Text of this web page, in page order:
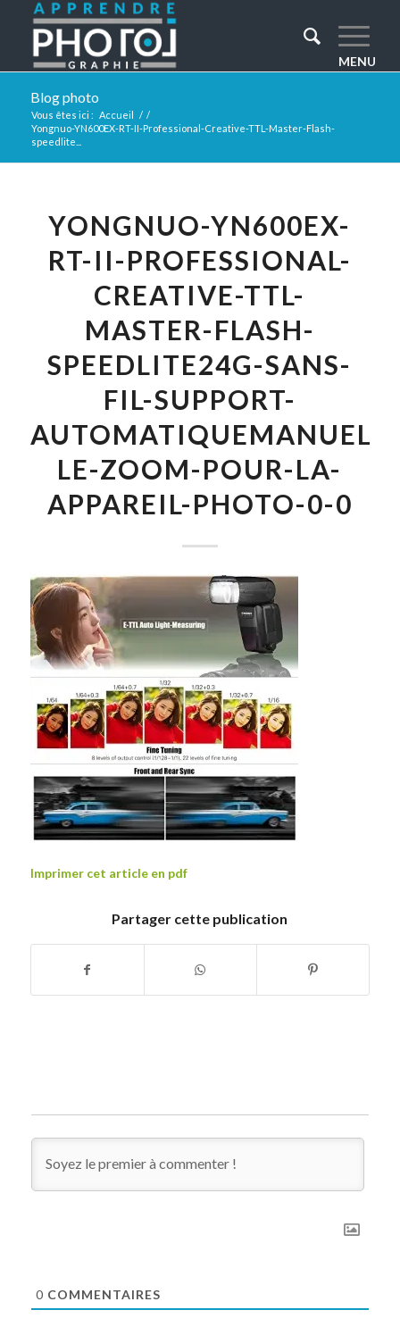
Blog photo
Vous êtes ici : Accueil / /
Yongnuo-YN600EX-RT-II-Professional-Creative-TTL-Master-Flash-
speedlite...
YONGNUO-YN600EX-
RT-II-PROFESSIONAL-
CREATIVE-TTL-
MASTER-FLASH-
SPEEDLITE24G-SANS-
FIL-SUPPORT-
AUTOMATIQUEMANUEL-
LE-ZOOM-POUR-LA-
APPAREIL-PHOTO-0-0
Imprimer cet article en pdf
Partager cette publication
0 COMMENTAIRES